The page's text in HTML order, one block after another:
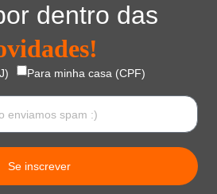
dentro das
Para minha casa (CPF)
Se inscrever